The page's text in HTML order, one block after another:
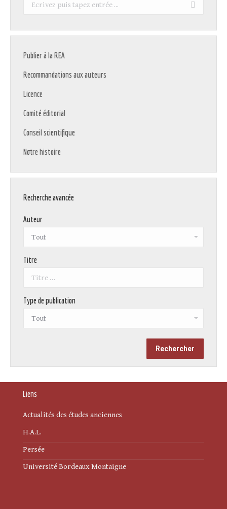
Publier à la REA
Recommandations aux auteurs
Licence
Comité éditorial
Conseil scientifique
Notre histoire
Recherche avancée
Auteur
Titre
Type de publication
Liens
Actualités des études anciennes
H.A.L.
Persée
Université Bordeaux Montaigne